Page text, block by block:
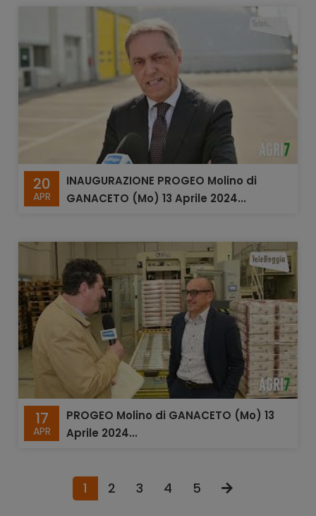
20
APR
INAUGURAZIONE PROGEO Molino di
GANACETO (Mo) 13 Aprile 2024...
17
APR
PROGEO Molino di GANACETO (Mo) 13
Aprile 2024...
1 2 3 4 5